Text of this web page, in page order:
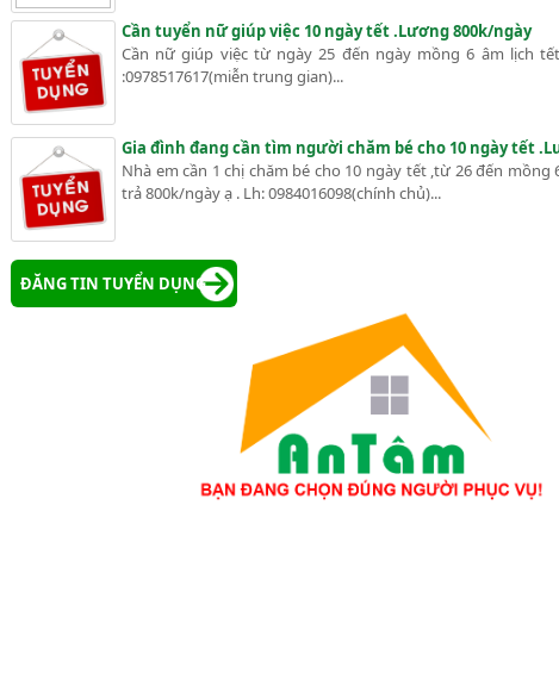
Cần tuyển nữ giúp việc 10 ngày tết .Lương 800k/ngày
Cần nữ giúp việc từ ngày 25 đến ngày mồng 6 âm lịch
:0978517617(miễn trung gian)...
Gia đình đang cần tìm người chăm bé cho 10 ngày tết
Nhà em cần 1 chị chăm bé cho 10 ngày tết ,từ 26 đến mồng
trả 800k/ngày ạ . Lh: 0984016098(chính chủ)...
ĐĂNG TIN TUYỂN DỤNG